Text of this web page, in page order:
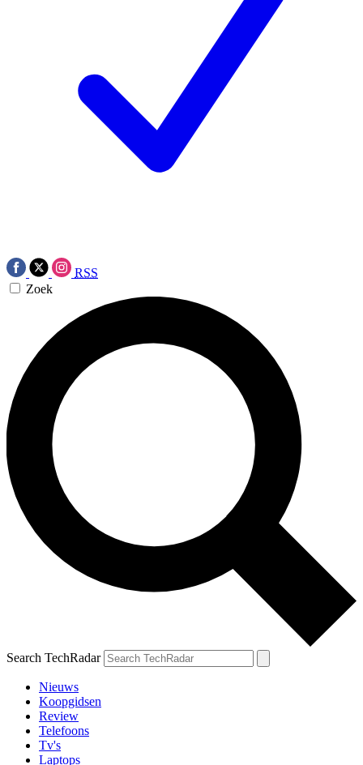
RSS
Zoek
Search TechRadar
Nieuws
Koopgidsen
Review
Telefoons
Tv's
Laptops